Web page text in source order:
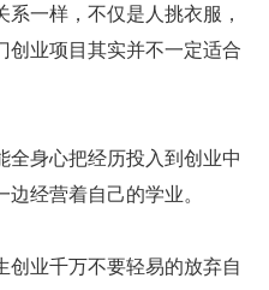
一样，不仅是人挑衣服，
创业项目其实并不一定适合
全身心把经历投入到创业中
经营着自己的学业。
创业千万不要轻易的放弃自